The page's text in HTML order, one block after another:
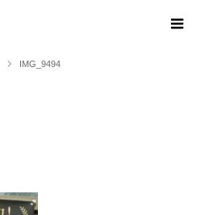
IMG_9494